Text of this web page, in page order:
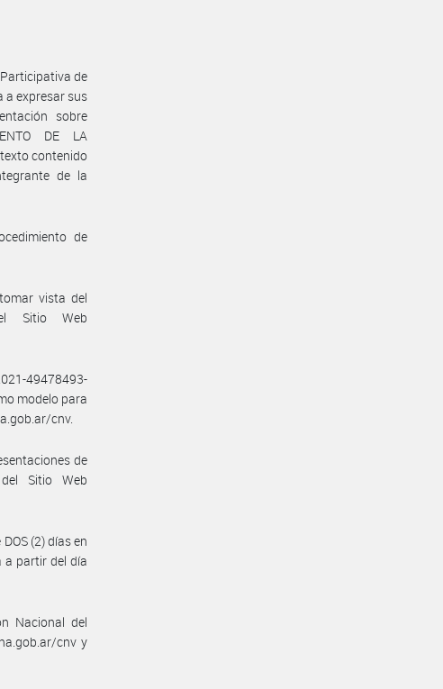
de
a expresar sus
sobre
DE LA
texto contenido
de la
de
vista del
Sitio Web
49478493-
modelo para
cnv.
de
Sitio Web
(2) días en
a partir del día
Nacional del
cnv y